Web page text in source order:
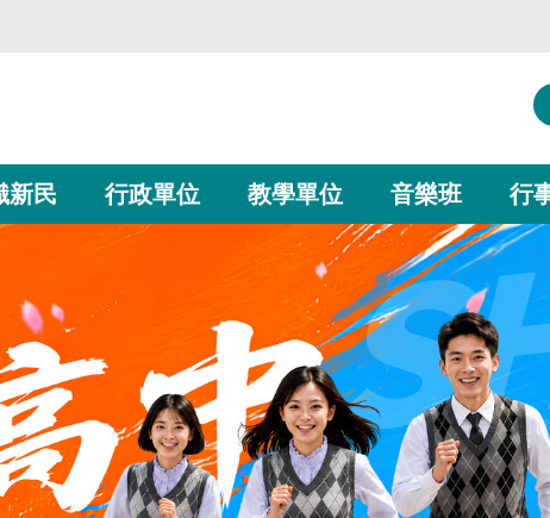
新民 行政單位 教學單位 音樂班 行